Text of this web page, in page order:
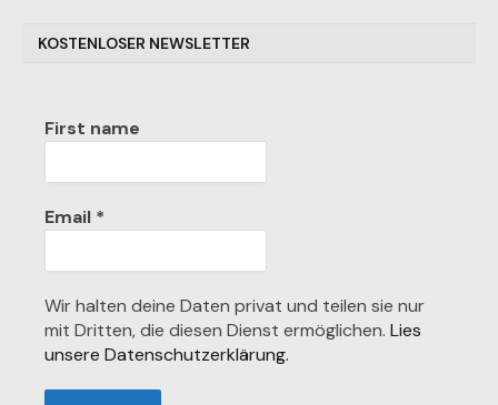
KOSTENLOSER NEWSLETTER
First name
Email *
Wir halten deine Daten privat und teilen sie nur
mit Dritten, die diesen Dienst ermöglichen. Lies
unsere Datenschutzerklärung.